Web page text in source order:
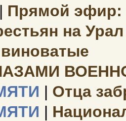
| Прямой эфир:
на
| Отца
|